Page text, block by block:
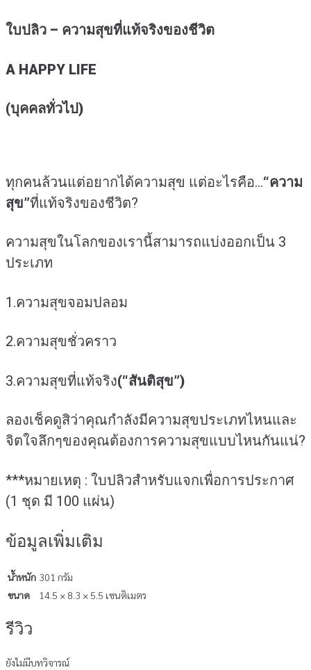
ใบปลิว – ความสุขที่แท้จริงของชีวิต
A HAPPY LIFE
(บุคคลทั่วไป)
ทุกคนล้วนแต่อยากได้ความสุข แต่อะไรคือ…“ความ
สุข”ที่แท้จริงของชีวิต?
ความสุขในโลกของเรานี้สามารถแบ่งออกเป็น 3
ประเภท
1.ความสุขจอมปลอม
2.ความสุขชั่วคราว
3.ความสุขที่แท้จริง(“สันติสุข”)
ลองเช็คดูสิว่าคุณกำลังมีความสุขประเภทไหนและ
จิตใจลึกๆของคุณต้องการความสุขแบบไหนกันแน่?
***หมายเหตุ : ใบปลิวสำหรับแจกเพื่อการประกาศ
(1 ชุด มี 100 แผ่น)
ข้อมูลเพิ่มเติม
น้ำหนัก 301 กรัม
ขนาด
14.5 × 8.3 × 5.5 เซนติเมตร
รีวิว
ยังไม่มีบทวิจารณ์